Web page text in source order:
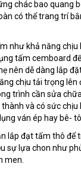
chác bao quang
có thể trang trí
như khả năng chịu
tấm cemboard
nên dễ dàng lắp
chịu tải trọng lên
trình cần sửa
và có sức chịu
ván ép hay bê-
lắp đạt tấm thô để
sự lựa chon như
men.